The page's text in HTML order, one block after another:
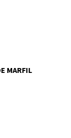
MARFIL